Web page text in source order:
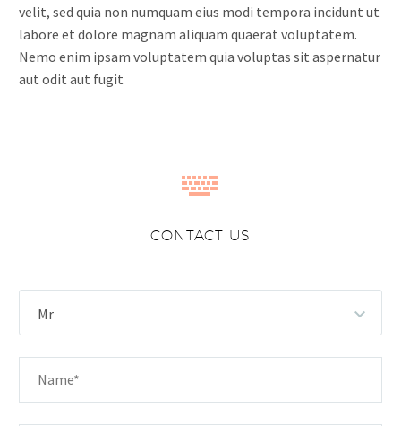
velit, sed quia non numquam eius modi tempora incidunt ut
labore et dolore magnam aliquam quaerat voluptatem.
Nemo enim ipsam voluptatem quia voluptas sit aspernatur
aut odit aut fugit


CONTACT US
Mr